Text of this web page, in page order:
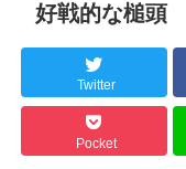
好戦的な槌頭
Twitter
Pocket